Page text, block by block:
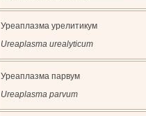
Уреаплазма урелитикум
Ureaplasma urealyticum
Уреаплазма парвум
Ureaplasma parvum